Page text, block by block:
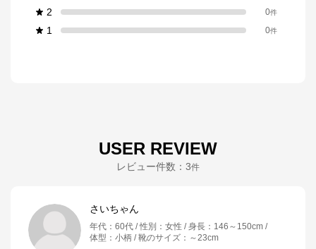
2 0件
1 0件
USER REVIEW
レビュー件数： 3件
さいちゃん
年代 ： 60代 性別 ： 女性 身長 ： 146～150cm
体型 ： 小柄 靴のサイズ ： ～23cm